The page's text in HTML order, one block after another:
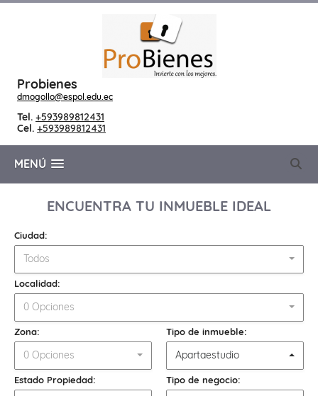
Probienes
dmogollo@espol.edu.ec
Tel. +593989812431
Cel. +593989812431
MENÚ
ENCUENTRA TU INMUEBLE IDEAL
Ciudad:
Todos
Localidad:
0 Opciones
Zona:
0 Opciones
Tipo de inmueble:
Apartaestudio
Estado Propiedad: Tipo de negocio: